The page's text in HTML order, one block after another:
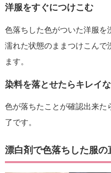
洋服をすぐにつけこむ
色落ちした色がついた洋服を
濡れた状態のままつけこんで
ます。
染料を落とせたらキレイ
色が落ちたことが確認出来た
了です。
漂白剤で色落ちした服の